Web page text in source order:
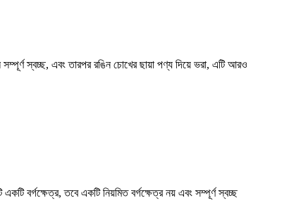
স্বচ্ছ, এবং তারপর রঙিন চোখের ছায়া পণ্য দিয়ে ভরা, এটি আরও
বর্গক্ষেত্র, তবে একটি নিয়মিত বর্গক্ষেত্র নয় এবং সম্পূর্ণ স্বচ্ছ